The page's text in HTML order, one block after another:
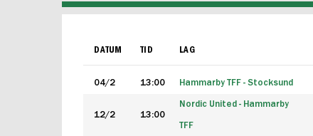
DATUM TID LAG
04/2 13:00 Hammarby TFF - Stocksund
12/2 13:00
Nordic United - Hammarby
TFF